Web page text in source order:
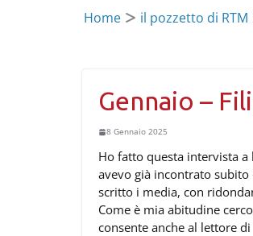
Home il pozzetto di RTM
Gennaio –
8 Gennaio 2025
Ho fatto questa intervista
avevo già incontrato subito
scritto i media, con
Come è mia abitudine
consente anche al lettore